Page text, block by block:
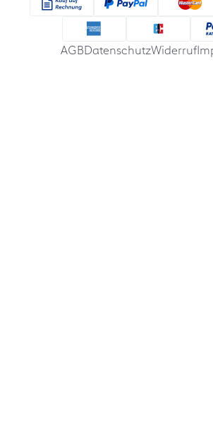
AGBDatenschutzWiderruf